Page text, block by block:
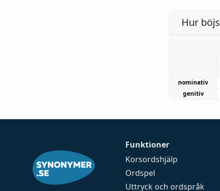
Hur böjs
nominativ
genitiv
Funktioner
Korsordshjälp
Ordspel
Uttryck och ordspråk